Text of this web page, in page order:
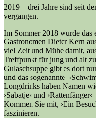
2019 – drei Jahre sind seit
vergangen.
Im Sommer 2018 wurde das
Gastronomen Dieter Kern
viel Zeit und Mühe damit,
Treffpunkt für jung und alt
Gulaschsuppe gibt es dort
und das sogenannte
Longdrinks haben Namen
›Sabatje‹ und
Kommen Sie mit, ›Ein
faszinieren.